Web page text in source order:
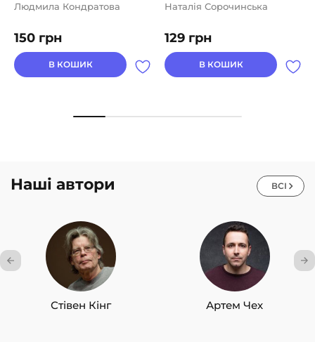
150 грн
Людмила Кондратова
В КОШИК
129 грн
Наталія Сорочинська
В КОШИК
Наші автори ВСІ
Стівен Кінг Артем Чех